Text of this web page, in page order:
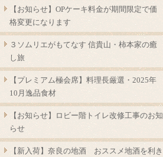
【お知らせ】OPケーキ料金が期間限定で価
格変更になります
３ソムリエがもてなす 信貴山・柿本家の癒
し旅
【プレミアム極会席】料理長厳選・2025年
10月逸品食材
【お知らせ】ロビー階トイレ改修工事のお知
らせ
【新入荷】奈良の地酒 おススメ地酒を利き